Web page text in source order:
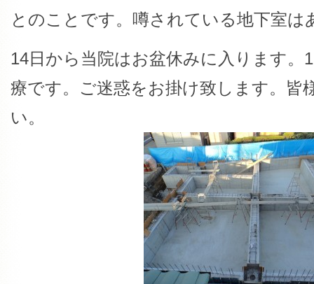
とのことです。噂されている地下室は
14日から当院はお盆休みに入ります。
療です。ご迷惑をお掛け致します。皆
い。